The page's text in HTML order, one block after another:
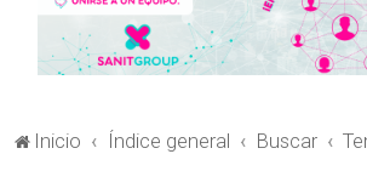
Inicio Índice general Buscar